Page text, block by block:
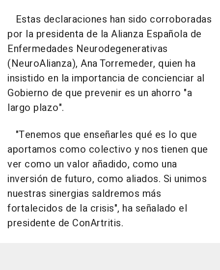
Estas declaraciones han sido corroboradas
por la presidenta de la Alianza Española de
Enfermedades Neurodegenerativas
(NeuroAlianza), Ana Torremeder, quien ha
insistido en la importancia de concienciar al
Gobierno de que prevenir es un ahorro "a
largo plazo".
"Tenemos que enseñarles qué es lo que
aportamos como colectivo y nos tienen que
ver como un valor añadido, como una
inversión de futuro, como aliados. Si unimos
nuestras sinergias saldremos más
fortalecidos de la crisis", ha señalado el
presidente de ConArtritis.